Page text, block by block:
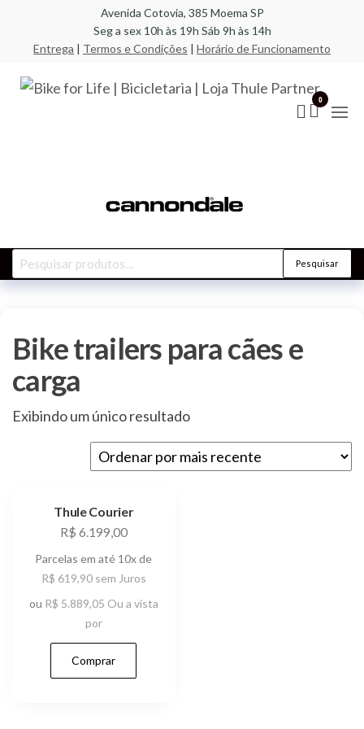
conteúdo
Avenida Cotovia, 385 Moema SP
Seg a sex 10h às 19h Sáb 9h às 14h
Entrega | Termos e Condições | Horário de Funcionamento
em
0
Pesquisar
por:
Pesquisar
Bike trailers para cães e
carga
Exibindo um único resultado
Thule Courier
R$ 6.199,00
Parcelas em até 10x de
R$ 619,90 sem Juros
ou R$ 5.889,05 Ou a vista
por
Comprar